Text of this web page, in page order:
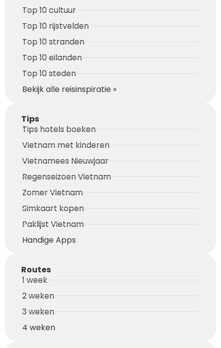
Top 10 cultuur
Top 10 rijstvelden
Top 10 stranden
Top 10 eilanden
Top 10 steden
Bekijk alle reisinspiratie »
Tips
Tips hotels boeken
Vietnam met kinderen
Vietnamees Nieuwjaar
Regenseizoen Vietnam
Zomer Vietnam
Simkaart kopen
Paklijst Vietnam
Handige Apps
Routes
1 week
2 weken
3 weken
4 weken